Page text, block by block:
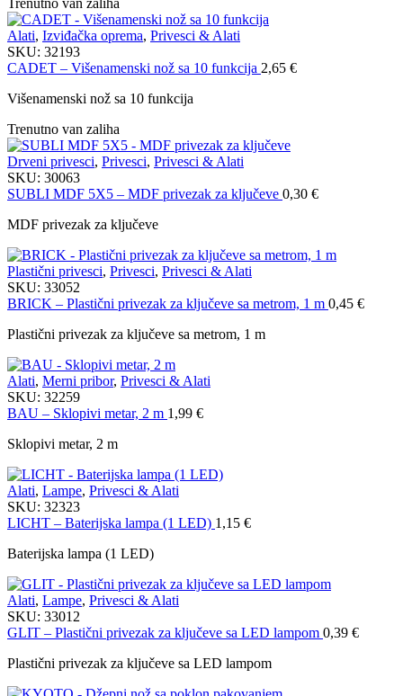
Trenutno van zaliha
Alati, Izviđačka oprema, Privesci & Alati
SKU: 32193
CADET – Višenamenski nož sa 10 funkcija 2,65 €
Višenamenski nož sa 10 funkcija
Trenutno van zaliha
Drveni privesci, Privesci, Privesci & Alati
SKU: 30063
SUBLI MDF 5X5 – MDF privezak za ključeve 0,30 €
MDF privezak za ključeve
Plastični privesci, Privesci, Privesci & Alati
SKU: 33052
BRICK – Plastični privezak za ključeve sa metrom, 1 m 0,45 €
Plastični privezak za ključeve sa metrom, 1 m
Alati, Merni pribor, Privesci & Alati
SKU: 32259
BAU – Sklopivi metar, 2 m 1,99 €
Sklopivi metar, 2 m
Alati, Lampe, Privesci & Alati
SKU: 32323
LICHT – Baterijska lampa (1 LED) 1,15 €
Baterijska lampa (1 LED)
Alati, Lampe, Privesci & Alati
SKU: 33012
GLIT – Plastični privezak za ključeve sa LED lampom 0,39 €
Plastični privezak za ključeve sa LED lampom